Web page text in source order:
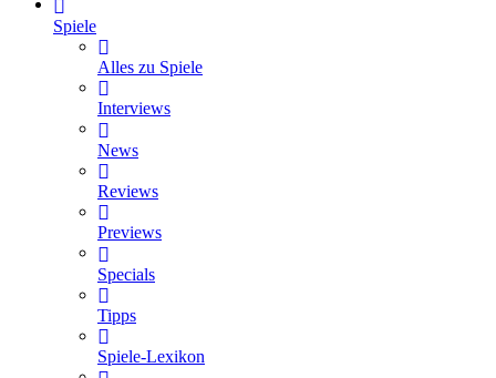
Spiele
Alles zu Spiele
Interviews
News
Reviews
Previews
Specials
Tipps
Spiele-Lexikon